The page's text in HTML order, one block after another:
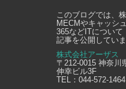
このブログでは、
MECMやキャッシ
365などITについて
記事を公開していま
株式会社アーザス
〒212-0015 神奈川
伸幸ビル3F
TEL： 044-572-1464